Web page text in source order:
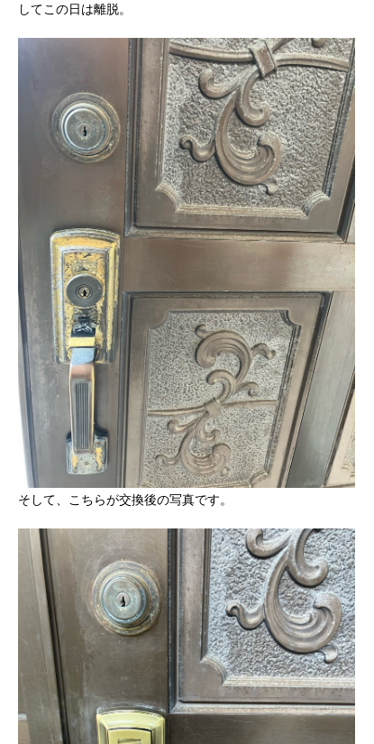
してこの日は離脱。
そして、こちらが交換後の写真です。